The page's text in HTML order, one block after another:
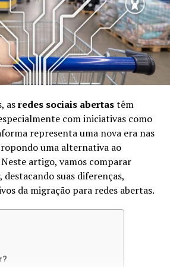
você pode manter o controle
e interações. Isso significa
de sua identidade digital
plataformas sem perder
o Lens Protocol
em adotar o Lens Protocol,
Você mantém seus dados
de interações.
que suportam o Lens
Crie conteúdo e receba
asredes sociais abertastêm
com iniciativas como
representa uma nova era nas
uma alternativa ao
artigo, vamos comparar
suas diferenças,
da migração para redes abertas.